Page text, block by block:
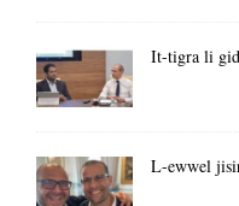
It-tigra li
L-ewwel